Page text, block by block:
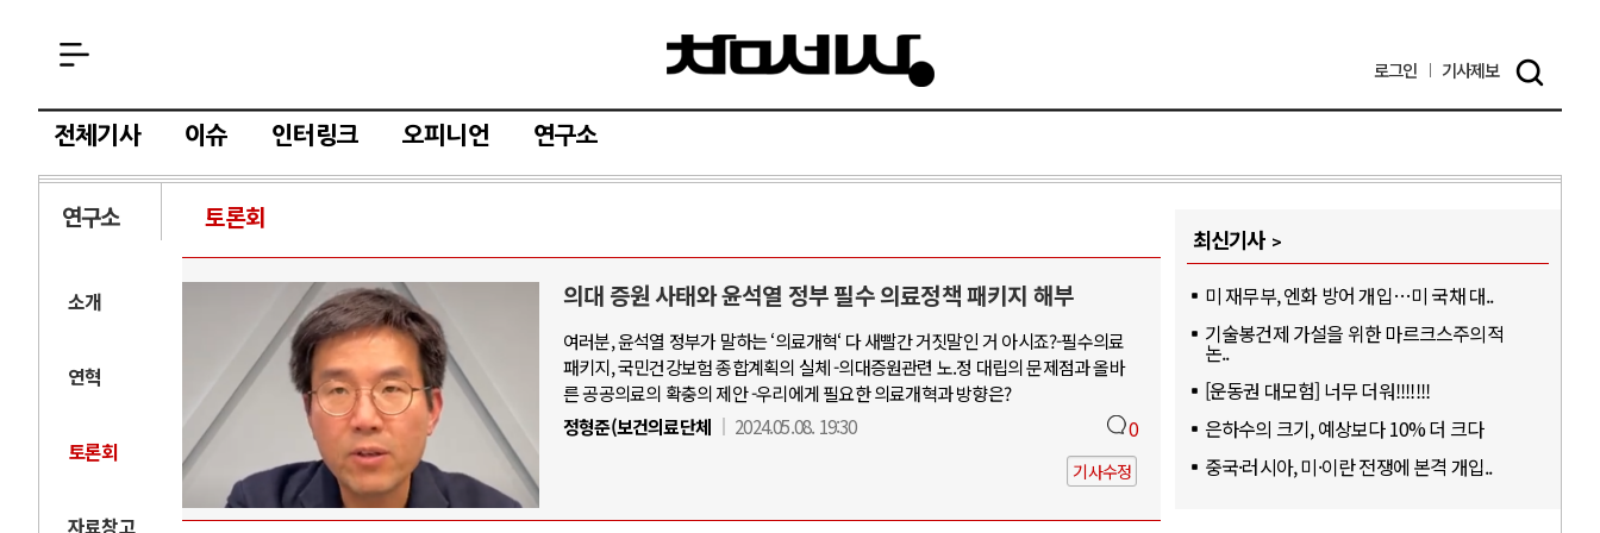
로그인 기사제보
전체기사 이슈 인터링크 오피니언 연구소
연구소 토론회
소개
연혁
토론회
자료창고
의대 증원 사태와 윤석열 정부 필수 의료정책 패키지 해부
여러분, 윤석열 정부가 말하는 ‘의료개혁‘ 다 새빨간 거짓말인 거 아시죠?-필수의료
패키지, 국민건강보험 종합계획의 실체 -의대증원관련 노.정 대립의 문제점과 올바
른 공공의료의 확충의 제안 -우리에게 필요한 의료개혁과 방향은?
정형준(보건의료단체
2024.05.08. 19:30 0
기사수정
최신기사
미 재무부, 엔화 방어 개입…미 국채 대..
기술봉건제 가설을 위한 마르크스주의적
논..
[운동권 대모험] 너무 더워!!!!!!!
은하수의 크기, 예상보다 10% 더 크다
중국·러시아, 미·이란 전쟁에 본격 개입..